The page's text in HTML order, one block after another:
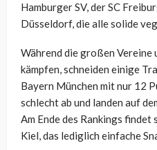
Hamburger SV, der SC
Düsseldorf, die alle solide
Während die großen Vereine
kämpfen, schneiden einige
Bayern München mit nur 12
schlecht ab und landen auf
Am Ende des Rankings
Kiel, das lediglich einfache